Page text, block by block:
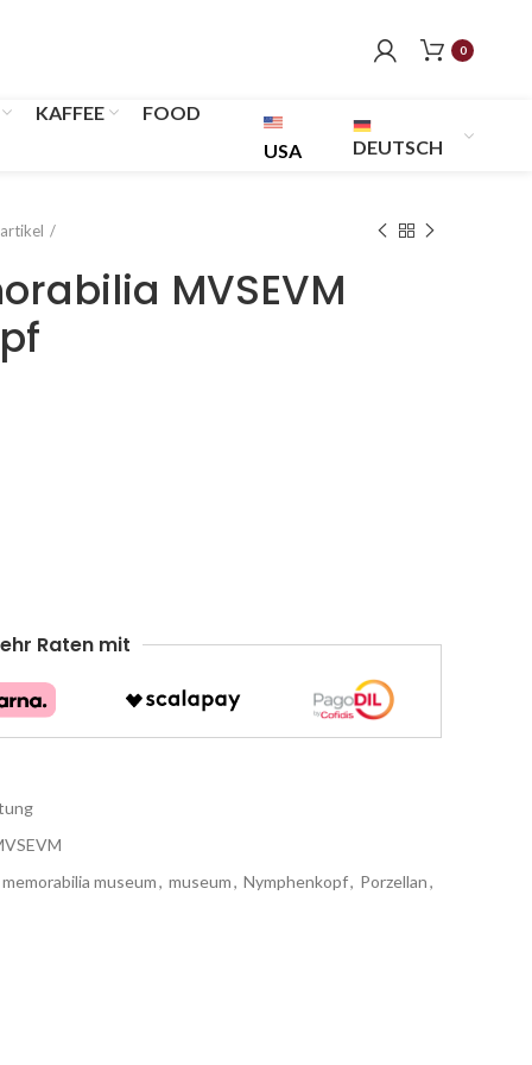
0
KAFFEE
FOOD
USA
DEUTSCH
MVSEVM
Raten mit
memorabilia museum, museum, Nymphenkopf, Porzellan,